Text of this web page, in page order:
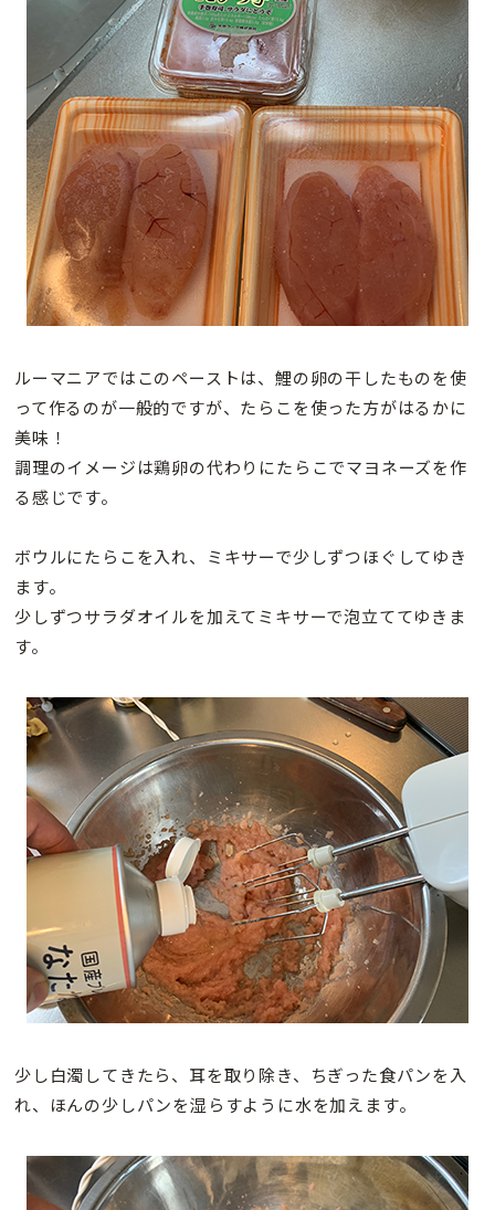
ルーマニアではこのペーストは、鯉の卵の干したものを使
って作るのが一般的ですが、たらこを使った方がはるかに
美味！
調理のイメージは鶏卵の代わりにたらこでマヨネーズを作
る感じです。
ボウルにたらこを入れ、ミキサーで少しずつほぐしてゆき
ます。
少しずつサラダオイルを加えてミキサーで泡立ててゆきま
す。
少し白濁してきたら、耳を取り除き、ちぎった食パンを入
れ、ほんの少しパンを湿らすように水を加えます。